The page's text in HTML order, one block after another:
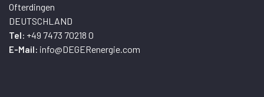
Ofterdingen
DEUTSCHLAND
Tel: +49 7473 70218 0
E-Mail: info@DEGERenergie.com